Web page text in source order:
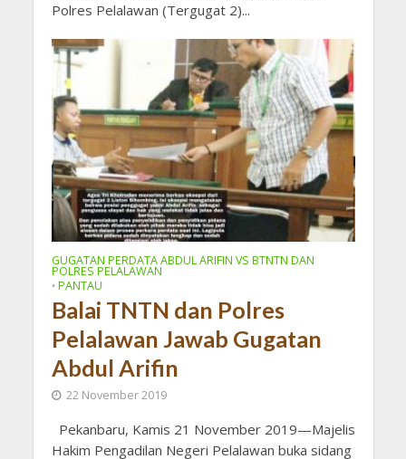
Polres Pelalawan (Tergugat 2)...
GUGATAN PERDATA ABDUL ARIFIN VS BTNTN DAN
POLRES PELALAWAN
• PANTAU
Balai TNTN dan Polres
Pelalawan Jawab Gugatan
Abdul Arifin
22 November 2019
Pekanbaru, Kamis 21 November 2019—Majelis
Hakim Pengadilan Negeri Pelalawan buka sidang